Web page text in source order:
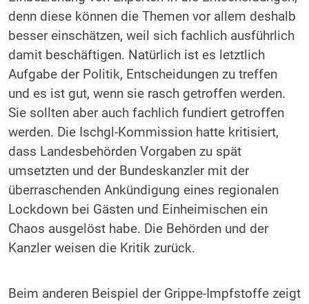
denn diese können die Themen vor allem deshalb
besser einschätzen, weil sich fachlich ausführlich
damit beschäftigen. Natürlich ist es letztlich
Aufgabe der Politik, Entscheidungen zu treffen
und es ist gut, wenn sie rasch getroffen werden.
Sie sollten aber auch fachlich fundiert getroffen
werden. Die Ischgl-Kommission hatte kritisiert,
dass Landesbehörden Vorgaben zu spät
umsetzten und der Bundeskanzler mit der
überraschenden Ankündigung eines regionalen
Lockdown bei Gästen und Einheimischen ein
Chaos ausgelöst habe. Die Behörden und der
Kanzler weisen die Kritik zurück.
Beim anderen Beispiel der Grippe-Impfstoffe zeigt